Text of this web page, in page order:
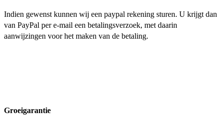
Indien gewenst kunnen wij een paypal rekening sturen. U krijgt dan
van PayPal per e-mail een betalingsverzoek, met daarin
aanwijzingen voor het maken van de betaling.
Groeigarantie